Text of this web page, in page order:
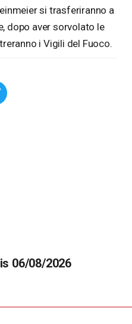
si trasferiranno a
dopo aver sorvolato le
i Vigili del Fuoco.
06/08/2026